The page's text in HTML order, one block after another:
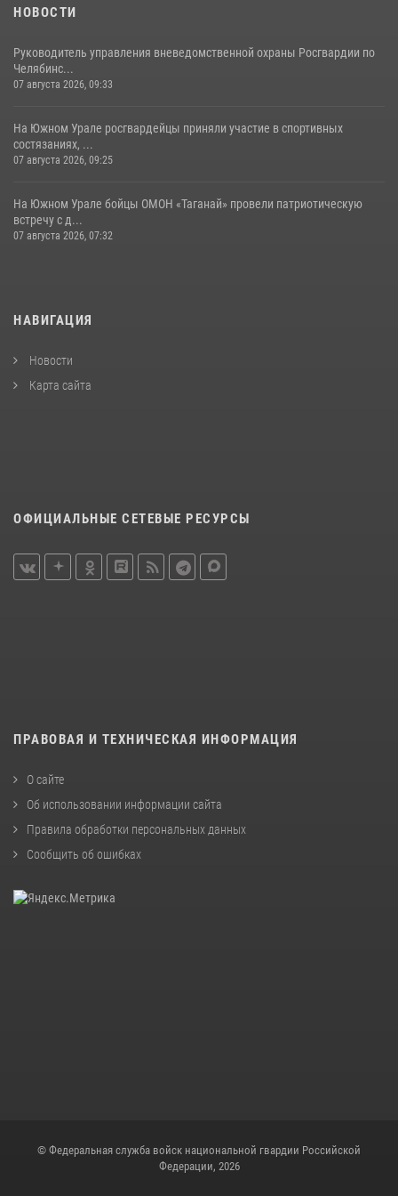
НОВОСТИ
Руководитель управления вневедомственной охраны Росгвардии по
Челябинс...
07 августа 2026, 09:33
На Южном Урале росгвардейцы приняли участие в спортивных
состязаниях, ...
07 августа 2026, 09:25
На Южном Урале бойцы ОМОН «Таганай» провели патриотическую
встречу с д...
07 августа 2026, 07:32
НАВИГАЦИЯ
Новости
Карта сайта
ОФИЦИАЛЬНЫЕ СЕТЕВЫЕ РЕСУРСЫ
ПРАВОВАЯ И ТЕХНИЧЕСКАЯ ИНФОРМАЦИЯ
О сайте
Об использовании информации сайта
Правила обработки персональных данных
Сообщить об ошибках
© Федеральная служба войск национальной гвардии Российской
Федерации, 2026